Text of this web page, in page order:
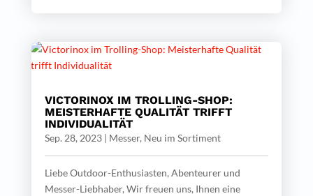
VICTORINOX IM TROLLING-SHOP:
MEISTERHAFTE QUALITÄT TRIFFT
INDIVIDUALITÄT
Sep. 28, 2023| Messer, Neu im Sortiment
Liebe Outdoor-Enthusiasten, Abenteurer und
Messer-Liebhaber, Wir freuen uns, Ihnen eine